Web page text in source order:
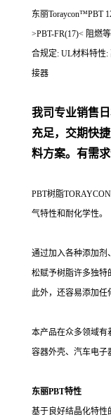
东丽Toraycon™PBT
>PBT-FR(17)< 阻燃
合规定: UL材料特
接器
我司专业销售
充足，交期快
料方案。有需求
PBT树脂
气特性和耐化学性。
通过加入各种添加剂
松赋予树脂许多独特
此外，还容易添加任
本产品在众多领域有
容器外壳、汽车电子
东丽PBT特性
基于良好结晶化特性